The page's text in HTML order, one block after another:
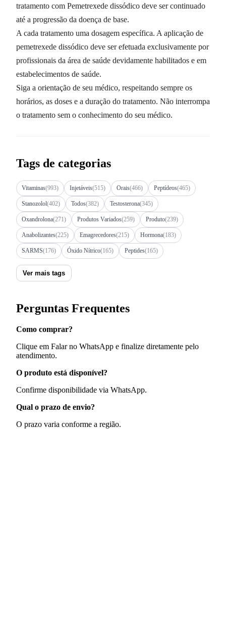
tratamento com Pemetrexede dissódico deve ser continuado
até a progressão da doença de base.
A cada tratamento uma dosagem específica. A aplicação de
pemetrexede dissódico deve ser efetuada exclusivamente por
profissionais da área de saúde devidamente habilitados e em
estabelecimentos de saúde.
Siga a orientação de seu médico, respeitando sempre os
horários, as doses e a duração do tratamento. Não interrompa
o tratamento sem o conhecimento do seu médico.
Tags de categorias
Vitaminas(993) Injetáveis(515) Orais(466) Peptídeos(465)
Stanozolol(402) Todos(382) Testosterona(345)
Oxandrolona(271) Produtos Variados(259) Produto(239)
Anabolizantes(225) Emagrecedores(215) Hormona(183)
SARMS(176) Óxido Nítrico(165) Peptides(165)
Ver mais tags
Perguntas Frequentes
Como comprar?
Clique em Falar no WhatsApp e finalize diretamente pelo
atendimento.
O produto está disponível?
Confirme disponibilidade via WhatsApp.
Qual o prazo de envio?
O prazo varia conforme a região.